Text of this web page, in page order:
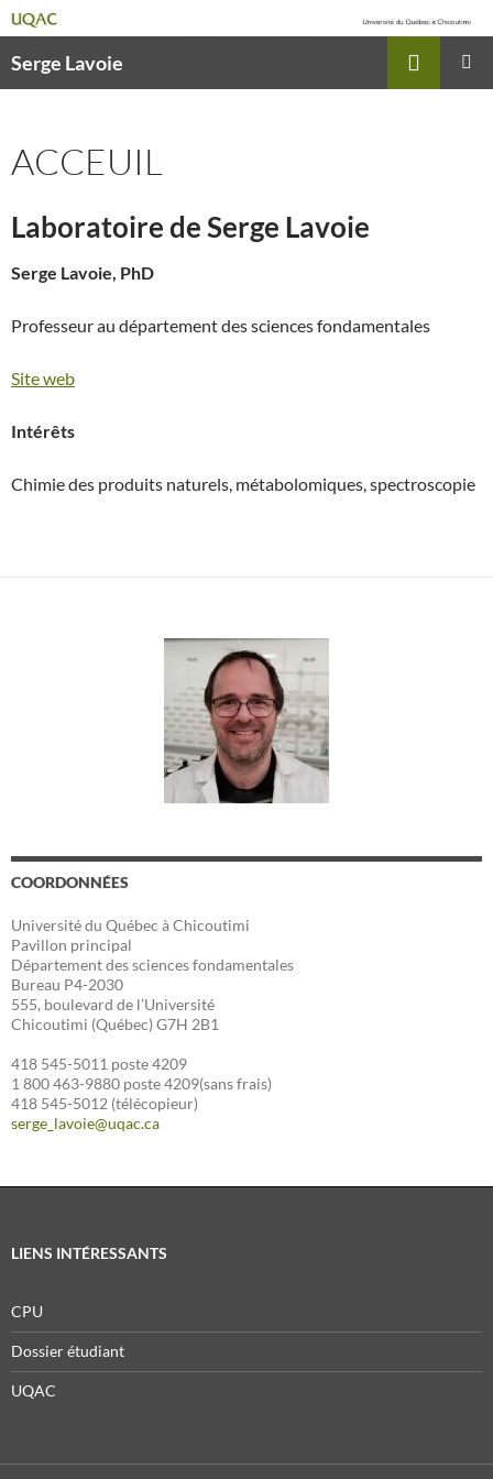
Serge Lavoie
ACCEUIL
Laboratoire de Serge Lavoie
Serge Lavoie, PhD
Professeur au département des sciences fondamentales
Site web
Intérêts
Chimie des produits naturels, métabolomiques, spectroscopie
COORDONNÉES
Université du Québec à Chicoutimi
Pavillon principal
Département des sciences fondamentales
Bureau P4-2030
555, boulevard de l’Université
Chicoutimi (Québec) G7H 2B1
418 545-5011 poste 4209
1 800 463-9880 poste 4209(sans frais)
418 545-5012 (télécopieur)
serge_lavoie@uqac.ca
LIENS INTÉRESSANTS
CPU
Dossier étudiant
UQAC